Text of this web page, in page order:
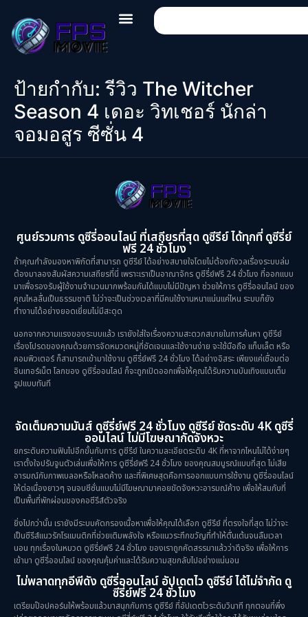
ป้ายกำกับ:รีวิว The Witcher
Season 4 เดอะ วิทเชอร์ นักล่า
จอมอสูร ซีซั่น 4
ศูนย์รวมการ ดูซีรี่ออนไลน์ ที่เสถียรที่สุด ดูซีรีย์ ได้ทุกที่ ดูซีรี่ย์
ฟรี 24 ชั่วโมง
ถ้าคุณกำลังมองหาพิกัดที่สามารถ ดูซีรีย์ ได้อย่างสบายใจโดยไม่ต้องกังวลเรื่องระบบล่ม
ต้องมาลองสัมผัสความเสถียรที่นี่ เพราะเราเป็นอาณาจักร ดูซีรี่ย์ฟรี 24 ชั่วโมง ที่ออกแบบ
มาเพื่อรองรับผู้ใช้งานจำนวนมากพร้อมกันได้แบบไม่มีปัญหา ช่วยให้การ ดูซีรี่ออนไลน์ ของ
คุณไหลลื่นเป็นธรรมชาติ ไม่ว่าจะเป็นช่วงเวลาที่มีคนใช้งานหนาแน่นแค่ไหน ระบบก็ยัง
ทำงานได้อย่างยอดเยี่ยมไม่มีสะดุด
นอกจากความแรงของระบบแล้ว เรายังใส่ใจเรื่องความสะดวกสบายในการค้นหา ดูซีรีย์
เรื่องโปรดของคุณด้วยการจัดหมวดหมู่ที่ชัดเจนและใช้งานง่าย จะใช้มือถือ แท็บเล็ต หรือ
คอมพิวเตอร์ ก็สามารถเข้ามาใช้งาน ดูซีรี่ย์ฟรี 24 ชั่วโมง ได้อย่างอิสระ เพียงแค่เชื่อมต่อ
อินเทอร์เน็ต โลกของ ดูซีรี่ออนไลน์ ก็จะถูกเปิดออกเพื่อให้คุณได้รับความบันเทิงแบบเต็ม
รูปแบบทันที
จัดเต็มความมันส์ ดูซีรี่ย์ฟรี 24 ชั่วโมง ดูซีรีย์ ชัดระดับ 4K ดูซีรี่
ออนไลน์ ไม่มีโฆษณากัดจังหวะ
ยกระดับความฟินไปอีกขั้นกับการ ดูซีรีย์ ในความละเอียดระดับ 4K ที่หาจากไหนไม่ได้ง่ายๆ
เราตั้งใจปรับจูนตัวเล่นเพื่อให้การ ดูซีรี่ย์ฟรี 24 ชั่วโมง ของคุณสมบูรณ์แบบที่สุด ไม่เสีย
อารมณ์กับภาพเบลอหรือโหลดค้าง และที่พิเศษสุดคือการออกแบบการใช้งาน ดูซีรี่ออนไลน์
ให้ต่อเนื่องยาวๆ จนจบซีซั่นแบบไม่มีโฆษณามาคอยขัดจังหวะอารมณ์ค้าง เพื่อให้สมกับที่
เป็นพื้นที่พักผ่อนของคอซีรีส์ตัวจริง
ยิ่งไปกว่านั้น เรายังมีระบบคัดกรองเนื้อหาเพื่อให้คุณได้เลือก ดูซีรีย์ ที่ตรงใจที่สุด ไม่ว่าจะ
เป็นซีรีส์แนวรักโรแมนติกที่ช่วยเติมพลังใจ หรือแนวระทึกขวัญที่ทำให้ตื่นเต้นจนลืมเวลา
นอน ทุกเรื่องในหมวด ดูซีรี่ย์ฟรี 24 ชั่วโมง ของเราถูกคัดสรรมาแล้วว่าดีจริง เพื่อให้การ
เข้ามา ดูซีรี่ออนไลน์ ของคุณคุ้มค่าและได้รับความสุขกลับไปอย่างแน่นอน
ไม่พลาดทุกอีพีดัง ดูซีรี่ออนไลน์ อัปเดตไว ดูซีรีย์ ได้ไม่จำกัด ดู
ซีรี่ย์ฟรี 24 ชั่วโมง
เตรียมป๊อปคอร์นให้พร้อมแล้วมาสนุกกับการ ดูซีรีย์ ที่อัปเดตไวระดับวินาที ทุกตอนที่พึ่ง